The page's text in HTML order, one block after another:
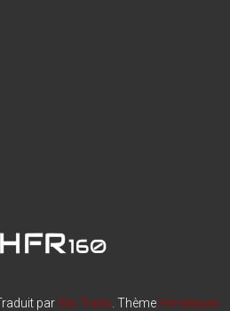
parWp Trads . Thème Himalayas